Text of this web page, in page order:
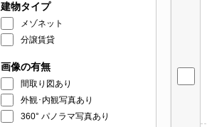
建物タイプ
メゾネット
分譲賃貸
画像の有無
間取り図あり
外観･内観写真あり
360° パノラマ写真あり